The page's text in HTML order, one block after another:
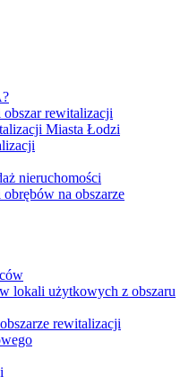
rewitalizacji
Miasta Łodzi
nieruchomości
na obszarze
lokali użytkowych z obszaru
rewitalizacji